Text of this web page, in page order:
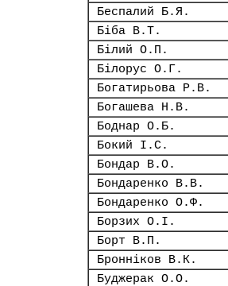
Беспалий Б.Я.
Біба В.Т.
Білий О.П.
Білорус О.Г.
Богатирьова Р.В.
Богашева Н.В.
Боднар О.Б.
Бокий І.С.
Бондар В.О.
Бондаренко В.В.
Бондаренко О.Ф.
Борзих О.І.
Борт В.П.
Бронніков В.К.
Буджерак О.О.